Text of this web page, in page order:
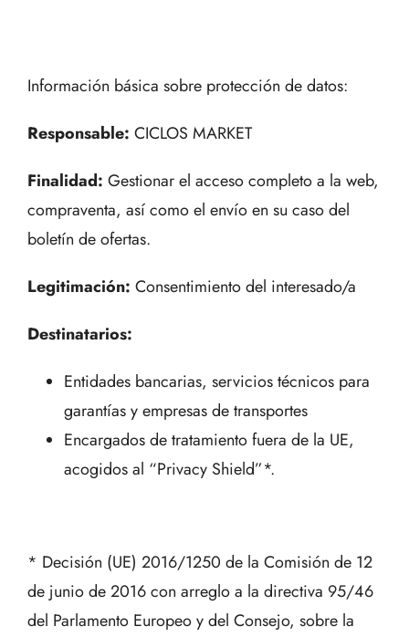
Información básica sobre protección de datos:
Responsable: CICLOS MARKET
Finalidad: Gestionar el acceso completo a la web,
compraventa, así como el envío en su caso del
boletín de ofertas.
Legitimación: Consentimiento del interesado/a
Destinatarios:
Entidades bancarias, servicios técnicos para
garantías y empresas de transportes
Encargados de tratamiento fuera de la UE,
acogidos al “Privacy Shield”*.
* Decisión (UE) 2016/1250 de la Comisión de 12
de junio de 2016 con arreglo a la directiva 95/46
del Parlamento Europeo y del Consejo, sobre la